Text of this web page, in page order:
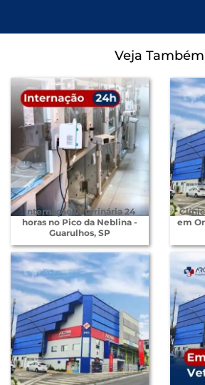
Veja Também
Internação veterinária 24
horas no Pico da Neblina -
Guarulhos, SP
em